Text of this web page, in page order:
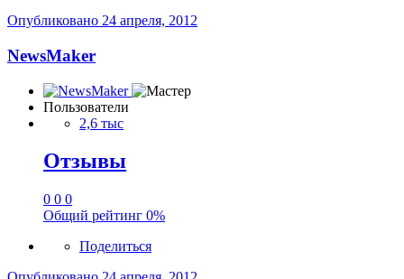
Опубликовано 24 апреля, 2012
NewsMaker
Пользователи
2,6 тыс
Отзывы
0 0 0
Общий рейтинг 0%
Поделиться